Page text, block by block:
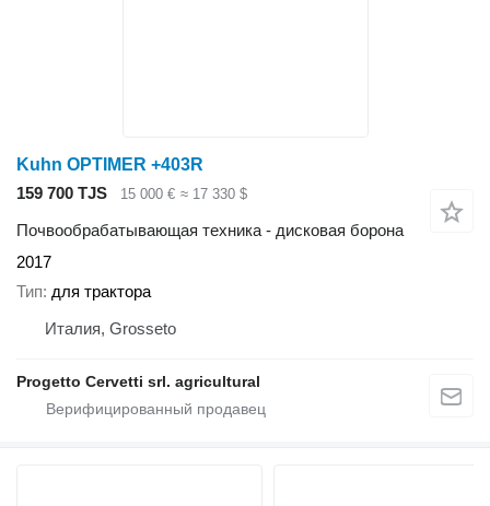
Kuhn OPTIMER +403R
159 700 TJS
15 000 € ≈ 17 330 $
Почвообрабатывающая техника - дисковая борона
2017
Тип для трактора
Италия, Grosseto
Progetto Cervetti srl. agricultural